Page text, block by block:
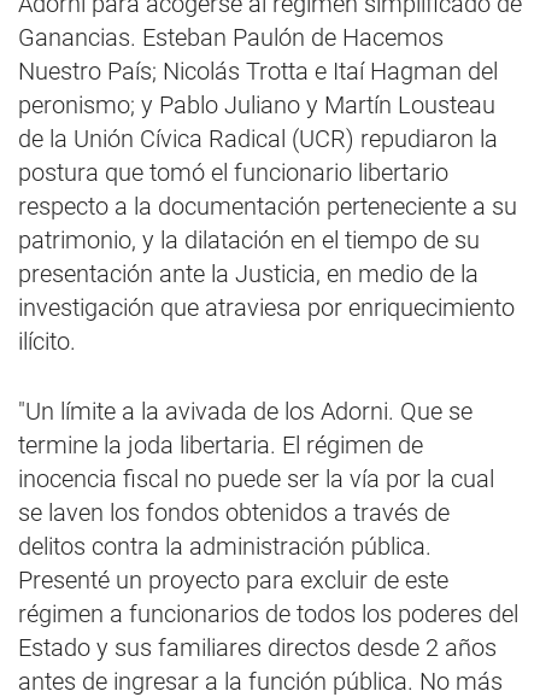
Ganancias. Esteban Paulón de Hacemos
Nuestro País; Nicolás Trotta e Itaí Hagman del
peronismo; y Pablo Juliano y Martín Lousteau
de la Unión Cívica Radical (UCR) repudiaron la
postura que tomó el funcionario libertario
respecto a la documentación perteneciente a su
patrimonio, y la dilatación en el tiempo de su
presentación ante la Justicia, en medio de la
investigación que atraviesa por enriquecimiento
ilícito.
"Un límite a la avivada de los Adorni. Que se
termine la joda libertaria. El régimen de
inocencia fiscal no puede ser la vía por la cual
se laven los fondos obtenidos a través de
delitos contra la administración pública.
Presenté un proyecto para excluir de este
régimen a funcionarios de todos los poderes del
Estado y sus familiares directos desde 2 años
antes de ingresar a la función pública. No más